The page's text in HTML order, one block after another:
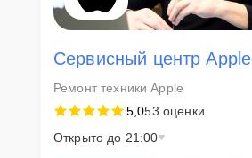
Сервисный центр Apple
Ремонт техники Apple
5,053 оценки
Открыто до 21:00